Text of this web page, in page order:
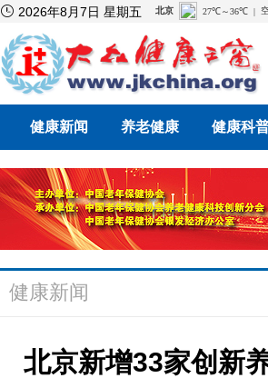
 2026年8月7日 星期五
健康新闻 养老健康 健康科
健康新闻
北京新增33家创新